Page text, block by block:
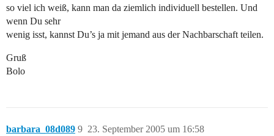
so viel ich weiß, kann man da ziemlich individuell bestellen. Und
wenn Du sehr
wenig isst, kannst Du’s ja mit jemand aus der Nachbarschaft teilen.
Gruß
Bolo
barbara_08d089 23. September 2005 um 16:58
9